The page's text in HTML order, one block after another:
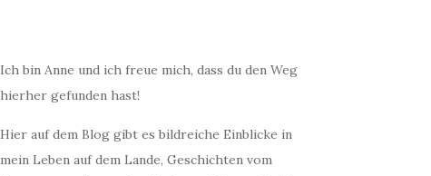
Ich bin Anne und ich freue mich, dass du den Weg
hierher gefunden hast!
Hier auf dem Blog gibt es bildreiche Einblicke in
mein Leben auf dem Lande, Geschichten vom